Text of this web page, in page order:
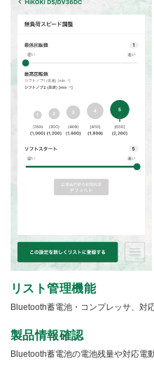
リスト管理機能
Bluetooth蓄電池・コンプレッサ、対
製品情報確認
Bluetooth蓄電池の電池残量や対応電